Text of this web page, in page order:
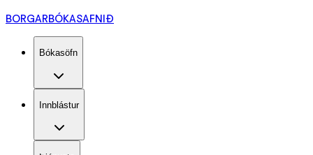
BORGARBÓKASAFNIÐ
Bókasöfn
Innblástur